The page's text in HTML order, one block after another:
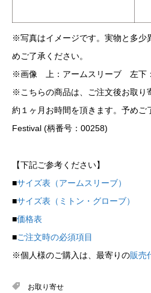
※写真はイメージです。実物と多少
めご了承ください。
※画像 上：アームスリーブ 左下
※こちらの商品は、ご注文後お取り
約１ヶ月お時間を頂きます。予めご
Festival (柄番号：00258)
【下記ご参考ください】
■サイズ表（アームスリーブ）
■サイズ表（ミトン・グローブ）
■価格表
■ご注文時の必須項目
※個人様のご購入は、最寄りの販売
お取り寄せ